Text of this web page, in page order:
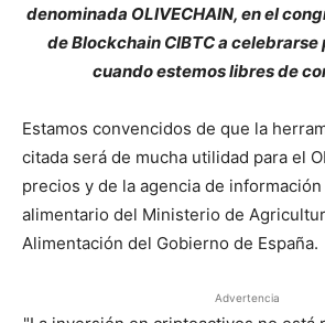
denominada OLIVECHAIN, en el
de Blockchain CIBTC a
cuando estemos libres de
Estamos convencidos de que la
citada será de mucha utilidad para el
precios y de la agencia de
alimentario del Ministerio de
Alimentación del Gobierno de España.
Advertencia